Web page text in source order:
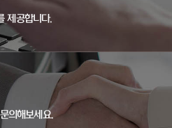
제공합니다.
의해보세요.